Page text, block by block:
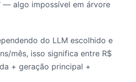
— algo impossível em árvore
do LLM escolhido e
mês, isso significa entre R$
+ geração principal +